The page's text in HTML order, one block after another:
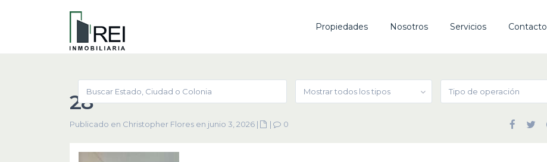
Propiedades Nosotros Servicios Contacto
Mostrar todos los tipos Tipo de operación
28
Publicado en Christopher Flores en junio 3, 2026 | | 0